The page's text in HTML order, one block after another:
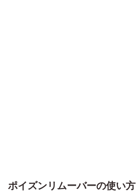
ポイズンリムーバーの使い方